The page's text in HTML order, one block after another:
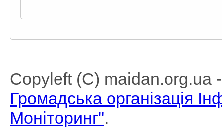
Copyleft (C) maidan.org.ua
Громадська організація
Моніторинг".